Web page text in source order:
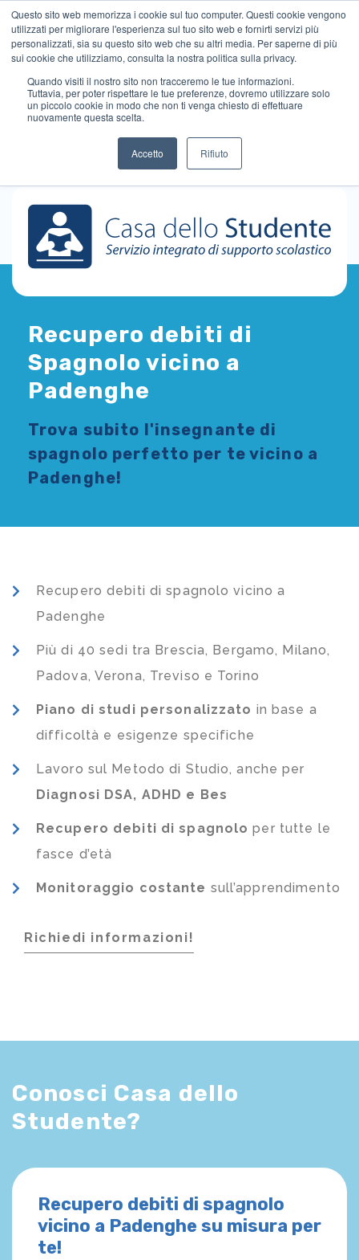
Questo sito web memorizza i cookie sul tuo computer. Questi cookie vengono
utilizzati per migliorare l'esperienza sul tuo sito web e fornirti servizi più
personalizzati, sia su questo sito web che su altri media. Per saperne di più
sui cookie che utilizziamo, consulta la nostra politica sulla privacy.
Quando visiti il ​​nostro sito non tracceremo le tue informazioni.
Tuttavia, per poter rispettare le tue preferenze, dovremo utilizzare solo
un piccolo cookie in modo che non ti venga chiesto di effettuare
nuovamente questa scelta.
Accetto Rifiuto
Recupero debiti di
Spagnolo vicino a
Padenghe
Trova subito l'insegnante di
spagnolo perfetto per te vicino a
Padenghe!
Recupero debiti di spagnolo vicino a
Padenghe
Più di 40 sedi tra Brescia, Bergamo, Milano,
Padova, Verona, Treviso e Torino
Piano di studi personalizzato in base a
difficoltà e esigenze specifiche
Lavoro sul Metodo di Studio, anche per
Diagnosi DSA, ADHD e Bes
Recupero debiti di spagnolo per tutte le
fasce d’età
Monitoraggio costante sull’apprendimento
Richiedi informazioni!
Conosci Casa dello
Studente?
Recupero debiti di spagnolo
vicino a Padenghe su misura per
te!